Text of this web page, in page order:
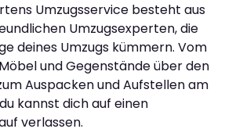
Umzugsservice besteht aus
Umzugsexperten, die
deines Umzugs kümmern. Vom
und Gegenstände über den
Auspacken und Aufstellen am
kannst dich auf einen
verlassen.